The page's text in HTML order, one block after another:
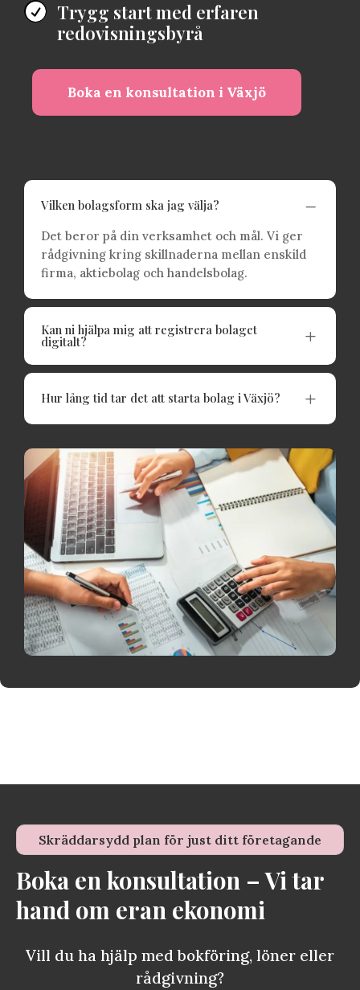
 Trygg start med erfaren
redovisningsbyrå
Boka en konsultation i Växjö
Vilken bolagsform ska jag välja? K
Det beror på din verksamhet och mål. Vi ger
rådgivning kring skillnaderna mellan enskild
firma, aktiebolag och handelsbolag.
Kan ni hjälpa mig att registrera bolaget
digitalt? L
Hur lång tid tar det att starta bolag i Växjö? L
Skräddarsydd plan för just ditt företagande
Boka en konsultation – Vi tar
hand om eran ekonomi
Vill du ha hjälp med bokföring, löner eller
rådgivning?